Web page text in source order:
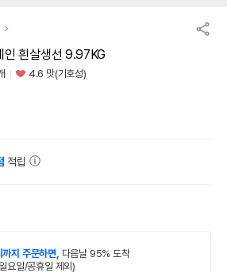
인 흰살생선 9.97KG
4.6 맛(기호성)
적립
지 주문하면, 다음날 95% 도착
요일/공휴일 제외)